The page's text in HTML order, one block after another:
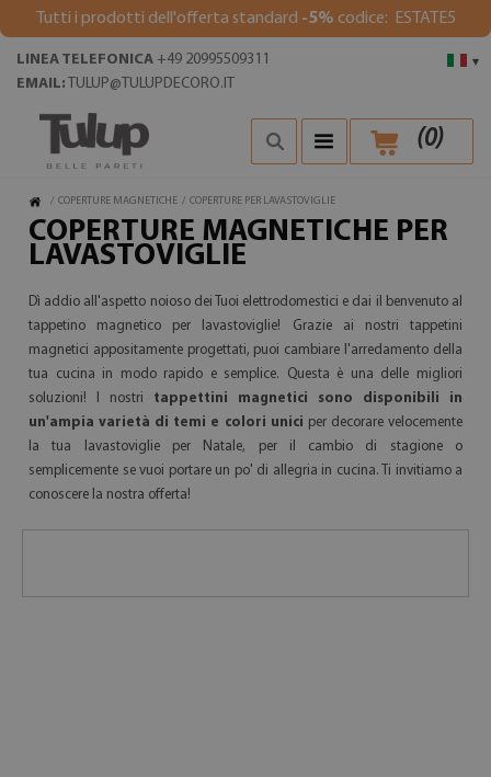
Tutti i prodotti dell'offerta standard -5% codice: ESTATE5
▾
LINEA TELEFONICA +49 20995509311
EMAIL: TULUP@TULUPDECORO.IT
(0)
/ COPERTURE MAGNETICHE / COPERTURE PER LAVASTOVIGLIE
COPERTURE MAGNETICHE PER
LAVASTOVIGLIE
Dì addio all'aspetto noioso dei Tuoi elettrodomestici e dai il benvenuto al
tappetino magnetico per lavastoviglie! Grazie ai nostri tappetini
magnetici appositamente progettati, puoi cambiare l'arredamento della
tua cucina in modo rapido e semplice. Questa è una delle migliori
soluzioni! I nostri tappettini magnetici sono disponibili in
un'ampia varietà di temi e colori unici per decorare velocemente
la tua lavastoviglie per Natale, per il cambio di stagione o
semplicemente se vuoi portare un po' di allegria in cucina. Ti invitiamo a
conoscere la nostra offerta!